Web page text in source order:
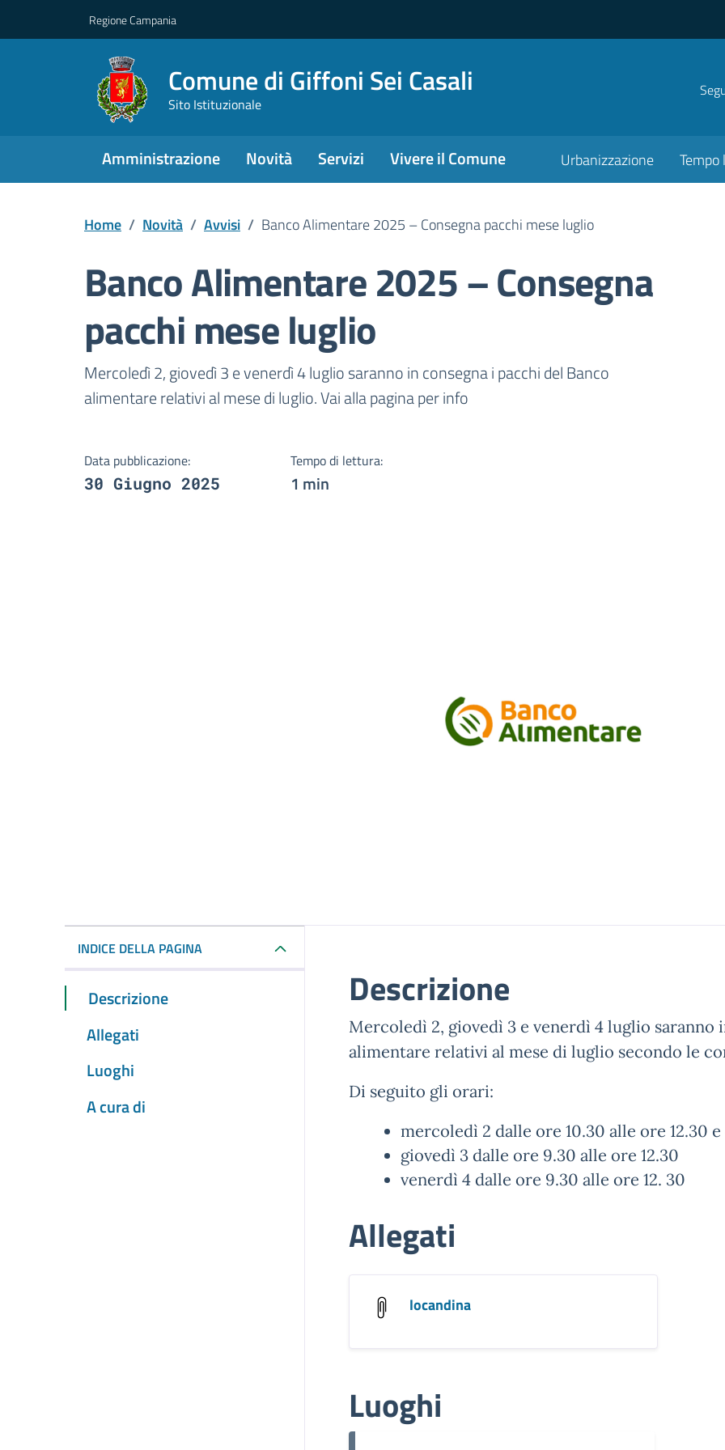
Regione Campania
Comune di Giffoni Sei Casali
Sito Istituzionale
Amministrazione Novità Servizi Vivere il Comune Urbanizzazione Tempo
Home / Novità / Avvisi / Banco Alimentare 2025 – Consegna pacchi mese luglio
Banco Alimentare 2025 – Consegna
pacchi mese luglio
Dettagli della notizia
Mercoledì 2, giovedì 3 e venerdì 4 luglio saranno in consegna i pacchi del Banco
alimentare relativi al mese di luglio. Vai alla pagina per info
Data pubblicazione:
30 Giugno 2025
Tempo di lettura:
1 min
INDICE DELLA PAGINA
Descrizione
Allegati
Luoghi
A cura di
Descrizione
Mercoledì 2, giovedì 3 e venerdì 4 luglio saranno
alimentare relativi al mese di luglio secondo le
Di seguito gli orari:
mercoledì 2 dalle ore 10.30 alle ore 12.30
giovedì 3 dalle ore 9.30 alle ore 12.30
venerdì 4 dalle ore 9.30 alle ore 12. 30
Allegati
locandina
Luoghi